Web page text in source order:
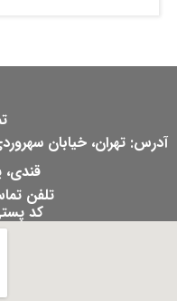
آدرس: تهران، خیابان
قندی، پلاک
تلفن تماس:
کد پستی: